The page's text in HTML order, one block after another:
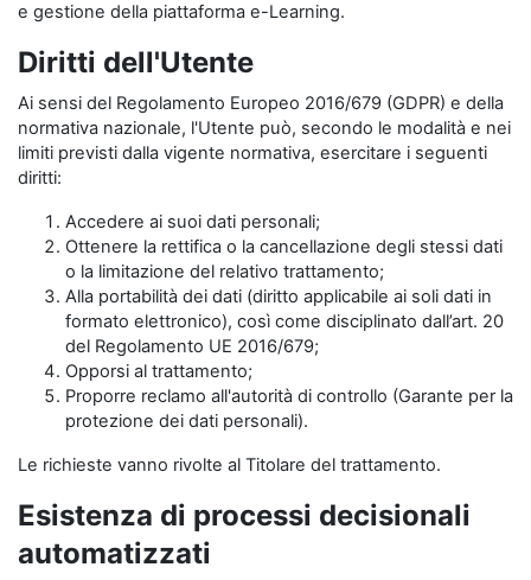
e gestione della piattaforma e-Learning.
Diritti dell'Utente
Ai sensi del Regolamento Europeo 2016/679 (GDPR) e della
normativa nazionale, l'Utente può, secondo le modalità e nei
limiti previsti dalla vigente normativa, esercitare i seguenti
diritti:
Accedere ai suoi dati personali;
Ottenere la rettifica o la cancellazione degli stessi dati
o la limitazione del relativo trattamento;
Alla portabilità dei dati (diritto applicabile ai soli dati in
formato elettronico), così come disciplinato dall’art. 20
del Regolamento UE 2016/679;
Opporsi al trattamento;
Proporre reclamo all'autorità di controllo (Garante per la
protezione dei dati personali).
Le richieste vanno rivolte al Titolare del trattamento.
Esistenza di processi decisionali
automatizzati